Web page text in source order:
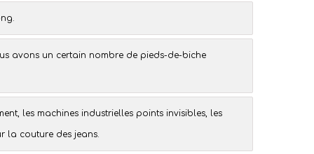
.
avons un certain nombre de pieds-de-biche
les machines industrielles points invisibles , les
la couture des jeans